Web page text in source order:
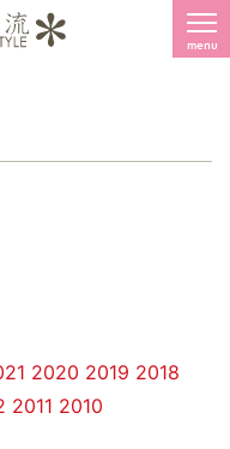
menu
2020 2019 2018
2011 2010